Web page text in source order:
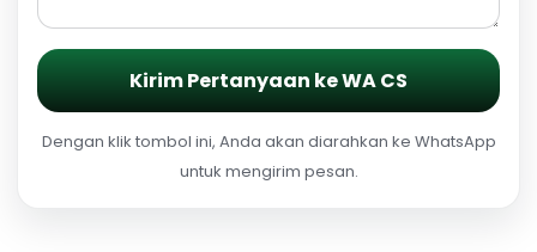
Kirim Pertanyaan ke WA CS
Dengan klik tombol ini, Anda akan diarahkan ke WhatsApp
untuk mengirim pesan.